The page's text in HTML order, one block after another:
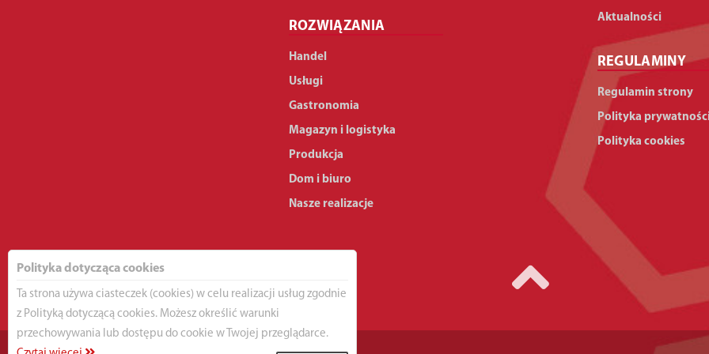
ROZWIĄZANIA
Handel
Usługi
Gastronomia
Magazyn i logistyka
Produkcja
Dom i biuro
Nasze realizacje
Aktualności
REGULAMINY
Regulamin strony
Polityka
Polityka cookies
Polityka dotycząca cookies
Ta strona używa ciasteczek (cookies) w celu realizacji usług zgodnie
z Polityką dotyczącą cookies. Możesz określić warunki
przechowywania lub dostępu do cookie w Twojej przeglądarce.